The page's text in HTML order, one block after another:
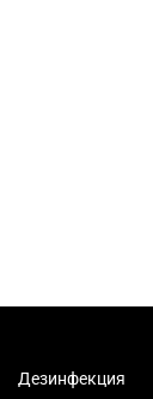
Дезинфекция